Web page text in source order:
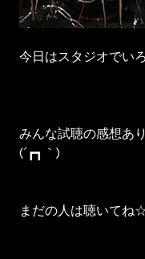
今日はスタジオでい
みんな試聴の感想あ
(´┏┓｀)
まだの人は聴いてね